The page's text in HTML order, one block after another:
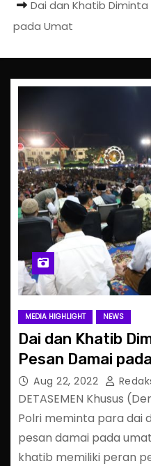
Dai dan Khatib
pada Umat
MEDIA HIGHLIGHT NEWS
Dai dan Khatib
Pesan Damai
Aug 22, 2022
DETASEMEN Khusus
Polri meminta para dai
pesan damai pada
khatib memiliki peran